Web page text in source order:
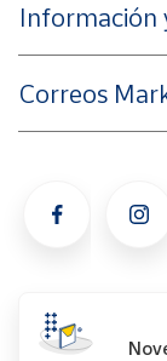
Información
Correos